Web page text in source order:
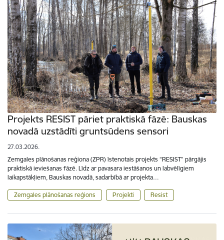
Projekts RESIST pāriet praktiskā fāzē: Bauskas
novadā uzstādīti gruntsūdens sensori
27.03.2026.
Zemgales plānošanas reģiona (ZPR) īstenotais projekts “RESIST” pārgājis
praktiskā ieviešanas fāzē. Līdz ar pavasara iestāšanos un labvēlīgiem
laikapstākļiem, Bauskas novadā, sadarbībā ar projekta…
Zemgales plānošanas reģions Projekti Resist